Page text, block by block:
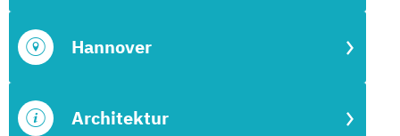
Architektur
Hannover